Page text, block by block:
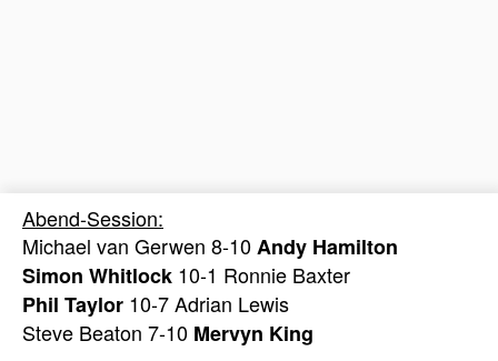
Abend-Session:
Michael van Gerwen 8-10Andy Hamilton
Simon Whitlock 10-1 Ronnie Baxter
Phil Taylor 10-7 Adrian Lewis
Steve Beaton 7-10 Mervyn King